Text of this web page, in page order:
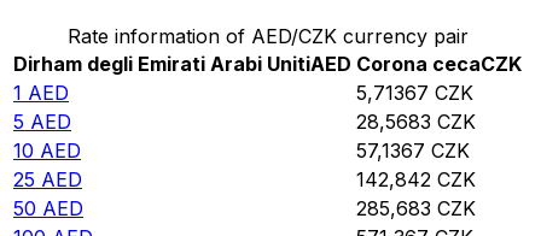
Rate information of AED/CZK currency pair
Dirham degli Emirati Arabi UnitiAED Corona cecaCZK
1 AED 5,71367 CZK
5 AED 28,5683 CZK
10 AED 57,1367 CZK
25 AED 142,842 CZK
50 AED 285,683 CZK